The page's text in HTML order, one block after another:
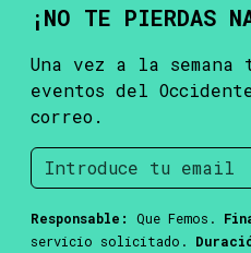
¡NO TE PIERDAS
Una vez a la
eventos del
correo.
Responsable: Que Femos.
servicio solicitado.